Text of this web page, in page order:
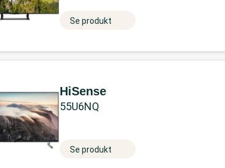
Se produkt
HiSense
55U6NQ
Se produkt